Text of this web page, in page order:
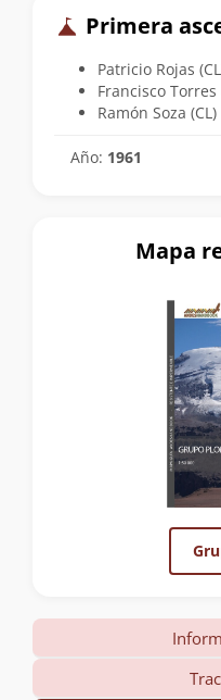
Primera
Patricio Rojas
Francisco Torres
Ramón Soza (CL)
Año: 1961
Mapa